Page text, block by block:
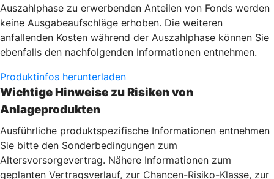
Auszahlphase zu erwerbenden Anteilen von Fonds werden
keine Ausgabeaufschläge erhoben. Die weiteren
anfallenden Kosten während der Auszahlphase können Sie
ebenfalls den nachfolgenden Informationen entnehmen.
Produktinfos herunterladen
Wichtige Hinweise zu Risiken von
Anlageprodukten
Ausführliche produktspezifische Informationen entnehmen
Sie bitte den Sonderbedingungen zum
Altersvorsorgevertrag. Nähere Informationen zum
geplanten Vertragsverlauf, zur Chancen-Risiko-Klasse, zur